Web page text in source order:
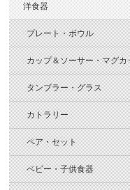
洋食器
プレート・ボウル
カップ＆ソーサー・マグカ
タンブラー・グラス
カトラリー
ペア・セット
ベビー・子供食器